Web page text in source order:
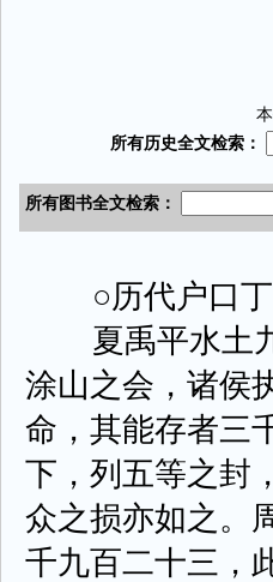
○历代户口丁
夏禹平水土九
涂山之会，诸侯
命，其能存者三
下，列五等之封
众之损亦如之。
千九百二十三，